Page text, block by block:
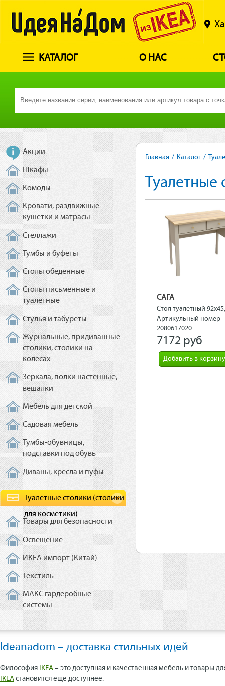
КАТАЛОГ О НАС
Акции
Шкафы
Комоды
Кровати, раздвижные
кушетки и матрасы
Стеллажи
Тумбы и буфеты
Столы обеденные
Столы письменные и
туалетные
Стулья и табуреты
Журнальные, придиванные
столики, столики на
колесах
Зеркала, полки настенные,
вешалки
Мебель для детской
Садовая мебель
Тумбы-обувницы,
подставки под обувь
Диваны, кресла и пуфы
Туалетные столики (столики
для косметики)
Товары для безопасности
Освещение
ИКЕА импорт (Китай)
Текстиль
МАКС гардеробные
системы
Главная / Каталог /
Туалетные
САГА
Стол туалетный 92х45,
кашемир/ясень
Артикульный номер -
2080617020
7172 рyб
Добавить в корзину
Ideanadom – доставка стильных идей
Философия IKEA – это доступная и качественная мебель и товары
IKEA становится еще доступнее.